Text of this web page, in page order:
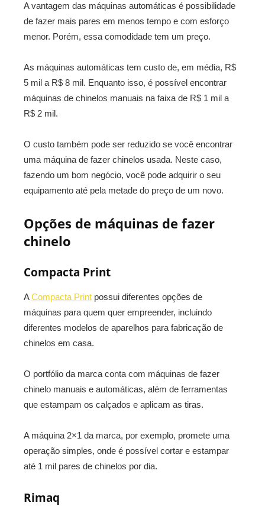
A vantagem das máquinas automáticas é possibilidade
de fazer mais pares em menos tempo e com esforço
menor. Porém, essa comodidade tem um preço.
As máquinas automáticas tem custo de, em média, R$
5 mil a R$ 8 mil. Enquanto isso, é possível encontrar
máquinas de chinelos manuais na faixa de R$ 1 mil a
R$ 2 mil.
O custo também pode ser reduzido se você encontrar
uma máquina de fazer chinelos usada. Neste caso,
fazendo um bom negócio, você pode adquirir o seu
equipamento até pela metade do preço de um novo.
Opções de máquinas de fazer
chinelo
Compacta Print
ACompacta Print possui diferentes opções de
máquinas para quem quer empreender, incluindo
diferentes modelos de aparelhos para fabricação de
chinelos em casa.
O portfólio da marca conta com máquinas de fazer
chinelo manuais e automáticas, além de ferramentas
que estampam os calçados e aplicam as tiras.
A máquina 2×1 da marca, por exemplo, promete uma
operação simples, onde é possível cortar e estampar
até 1 mil pares de chinelos por dia.
Rimaq